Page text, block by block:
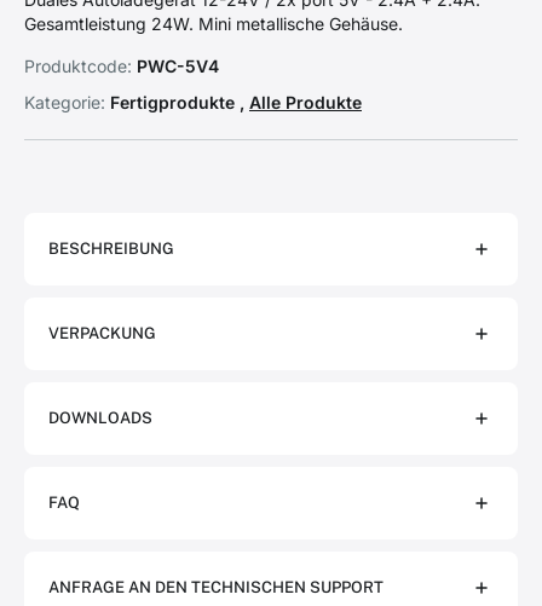
Gesamtleistung 24W. Mini metallische Gehäuse.
Produktcode: PWC-5V4
Kategorie: Fertigprodukte , Alle Produkte
BESCHREIBUNG
VERPACKUNG
DOWNLOADS
FAQ
ANFRAGE AN DEN TECHNISCHEN SUPPORT